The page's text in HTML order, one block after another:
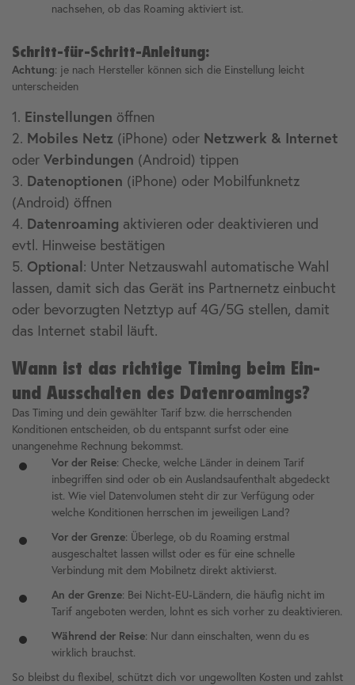
nachsehen, ob das Roaming aktiviert ist.
Schritt-für-Schritt-Anleitung:
Achtung: je nach Hersteller können sich die Einstellung leicht
unterscheiden
1. Einstellungen öffnen
2. Mobiles Netz (iPhone) oder Netzwerk & Internet
oder Verbindungen (Android) tippen
3. Datenoptionen (iPhone) oder Mobilfunknetz
(Android) öffnen
4. Datenroaming aktivieren oder deaktivieren und
evtl. Hinweise bestätigen
5. Optional: Unter Netzauswahl automatische Wahl
lassen, damit sich das Gerät ins Partnernetz einbucht
oder bevorzugten Netztyp auf 4G/5G stellen, damit
das Internet stabil läuft.
Wann ist das richtige Timing beim Ein-
und Ausschalten des Datenroamings?
Das Timing und dein gewählter Tarif bzw. die herrschenden
Konditionen entscheiden, ob du entspannt surfst oder eine
unangenehme Rechnung bekommst.
Vor der Reise: Checke, welche Länder in deinem Tarif
inbegriffen sind oder ob ein Auslandsaufenthalt abgedeckt
ist. Wie viel Datenvolumen steht dir zur Verfügung oder
welche Konditionen herrschen im jeweiligen Land?
Vor der Grenze: Überlege, ob du Roaming erstmal
ausgeschaltet lassen willst oder es für eine schnelle
Verbindung mit dem Mobilnetz direkt aktivierst.
An der Grenze: Bei Nicht-EU-Ländern, die häufig nicht im
Tarif angeboten werden, lohnt es sich vorher zu deaktivieren.
Während der Reise: Nur dann einschalten, wenn du es
wirklich brauchst.
So bleibst du flexibel, schützt dich vor ungewollten Kosten und zahlst